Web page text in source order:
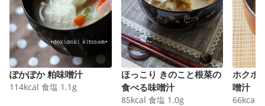
ぽかぽか 粕味噌汁
114kcal 食塩 1.1 g
ほっこり きのこと根菜の
食べる味噌汁
85kcal 食塩 1.0g
ホクホ
噌汁
66kcal